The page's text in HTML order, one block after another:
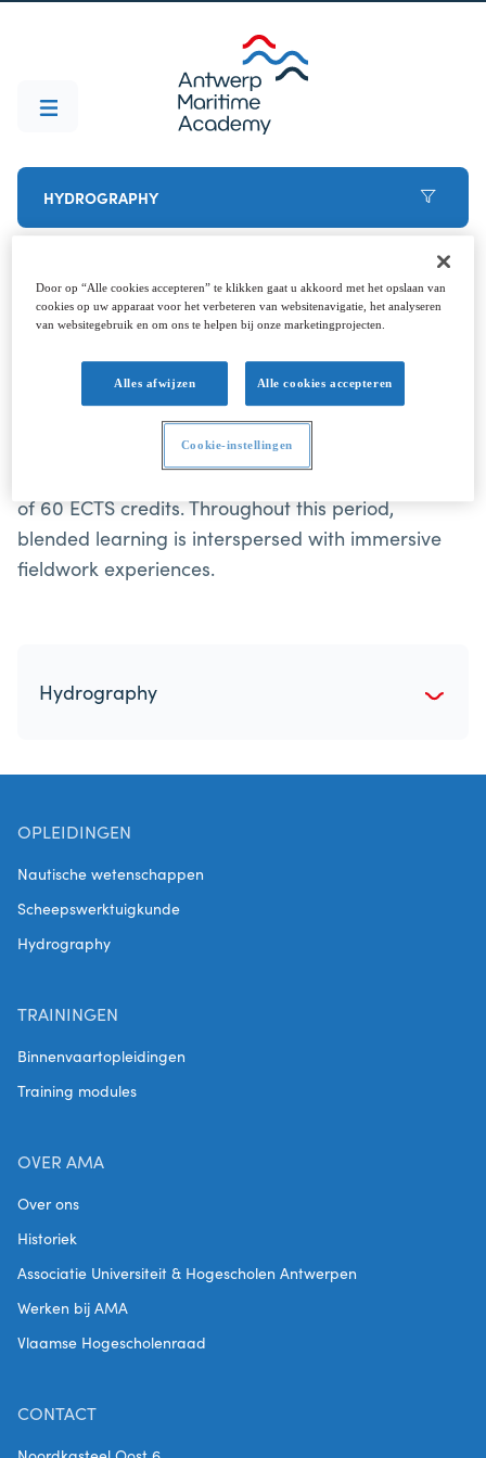
HYDROGRAPHY
Programme
The Hydrography B postgraduate course has a
duration of one year and can be adapted to each
student's qualifications and/or professional career.
This one-year programme corresponds to a total
of 60 ECTS credits. Throughout this period,
blended learning is interspersed with immersive
fieldwork experiences.
Hydrography
OPLEIDINGEN
Nautische wetenschappen
Scheepswerktuigkunde
Hydrography
TRAININGEN
Binnenvaartopleidingen
Training modules
OVER AMA
Over ons
Historiek
Associatie Universiteit & Hogescholen Antwerpen
Werken bij AMA
Vlaamse Hogescholenraad
CONTACT
Door op “Alle cookies accepteren” te klikken gaat u akkoord met het opslaan van
cookies op uw apparaat voor het verbeteren van websitenavigatie, het analyseren
van websitegebruik en om ons te helpen bij onze marketingprojecten.
Alles afwijzen Alle cookies accepteren
Cookie-instellingen